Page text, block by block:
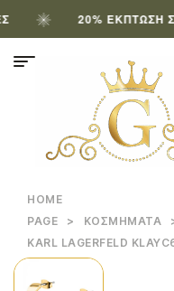
20% ΈΚΠΤΩΣΗ
HOME
PAGE
> ΚΟΣΜΉΜΑΤΑ
KARL LAGERFELD